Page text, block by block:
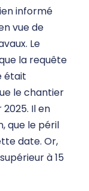
informé
vue de
Le
la requête
était
le chantier
Il en
que le péril
date. Or,
à 15